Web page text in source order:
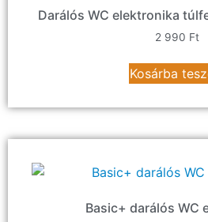
Darálós WC elektronika
2 990 Ft
Kosárba
Basic+ darálós WC